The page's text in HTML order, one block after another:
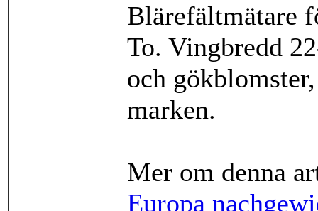
Blärefältmätare
To. Vingbredd
och
marken.
Mer om denna
Europa